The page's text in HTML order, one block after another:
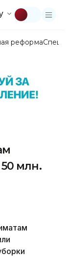
реформа
млн.